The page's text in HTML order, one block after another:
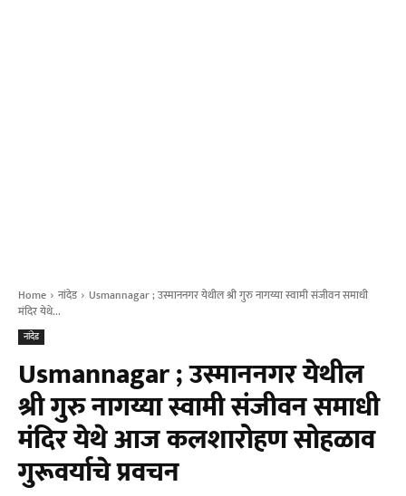
Home नांदेड
Usmannagar ; उस्माननगर येथील श्री गुरु नागय्या स्वामी संजीवन समाधी
मंदिर येथे...
नांदेड
Usmannagar ; उस्माननगर येथील
श्री गुरु नागय्या स्वामी संजीवन समाधी
मंदिर येथे आज कलशारोहण सोहळाव
गुरूवर्याचे प्रवचन